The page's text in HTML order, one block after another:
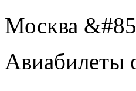
Москва
Авиабилеты